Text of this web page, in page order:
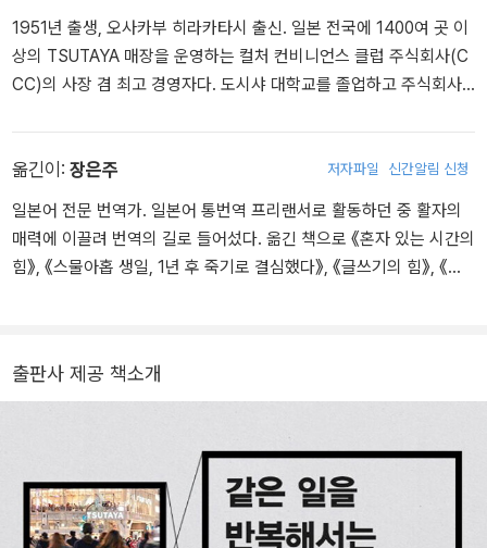
1951년 출생, 오사카부 히라카타시 출신. 일본 전국에 1400여 곳 이
상의 TSUTAYA 매장을 운영하는 컬처 컨비니언스 클럽 주식회사(C
CC)의 사장 겸 최고 경영자다. 도시샤 대학교를 졸업하고 주식회사
CC를 설립했다. CCC는 2003년에 다채로운 업종을 가로지르는 공
만 명의 회원을 헤아리며, 188개의 제휴 기업과 100만여 곳의 가맹
점을 거느리고 있다. 그 밖에도 혁신적인 사업을 전개하며 늘 새로운
붐을 일으키고 있다. 2011년에는 단카이(베이비 붐) 세대를 주축으로
ITE’를 도쿄도 시부야구에 개설했다. 2013년에는 사가현 다케오시의
돌파하는 등 커다란 화제를 불러일으켰다. 2016년, 첫 사업을 시작했
던 히라카타시에 생활 밀착형 문화 시설 ‘히라카타 T-SITE’를 추가로
개점했으며, 2017년에는 도쿄 긴자의 랜드마크 ‘긴자 식스’에 ‘긴자
츠타야서점’을 출점하는 등 양질의 문화 인프라를 끊임없이 기획, 창
옮긴이: 장은주 저자파일 신간알림 신청
일본어 전문 번역가. 일본어 통번역 프리랜서로 활동하던 중 활자의
매력에 이끌려 번역의 길로 들어섰다. 옮긴 책으로 《혼자 있는 시간의
힘》, 《스물아홉 생일, 1년 후 죽기로 결심했다》, 《글쓰기의 힘》, 《취
출판사 제공 책소개